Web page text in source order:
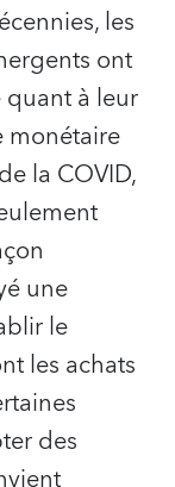
les
ont
à leur
monétaire
la COVID,
une
le
les achats
des